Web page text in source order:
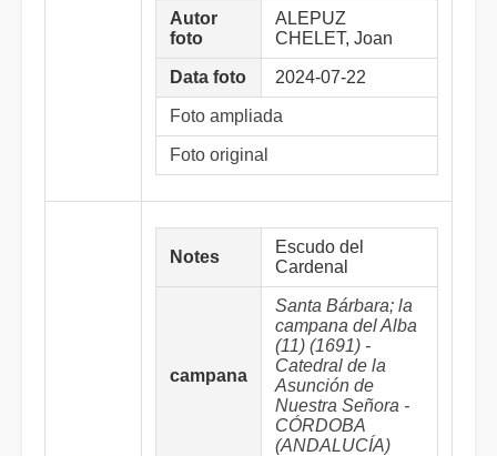
Autor
foto
ALEPUZ
CHELET, Joan
Data foto 2024-07-22
Foto ampliada
Foto original
Notes
Escudo del
Cardenal
campana
Santa Bárbara; la
campana del Alba
(11) (1691) -
Catedral de la
Asunción de
Nuestra Señora -
CÓRDOBA
(ANDALUCÍA)